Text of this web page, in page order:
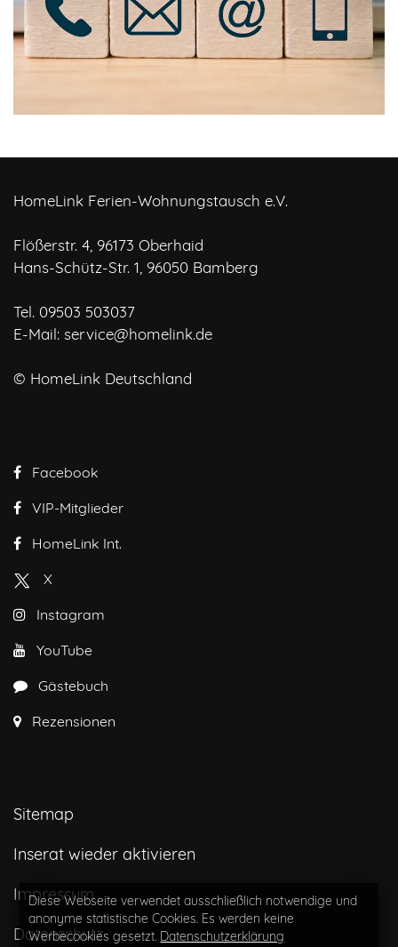
HomeLink Ferien-Wohnungstausch e.V.
Flößerstr. 4, 96173 Oberhaid
Hans-Schütz-Str. 1, 96050 Bamberg
Tel. 09503 503037
E-Mail: service@homelink.de
© HomeLink Deutschland
Facebook
VIP-Mitglieder
HomeLink Int.
X
Instagram
YouTube
Gästebuch
Rezensionen
Sitemap
Inserat wieder aktivieren
Impressum
Datenschutz
Diese Webseite verwendet ausschließlich notwendige und
anonyme statistische Cookies. Es werden keine
Werbecookies gesetzt. Datenschutzerklärung